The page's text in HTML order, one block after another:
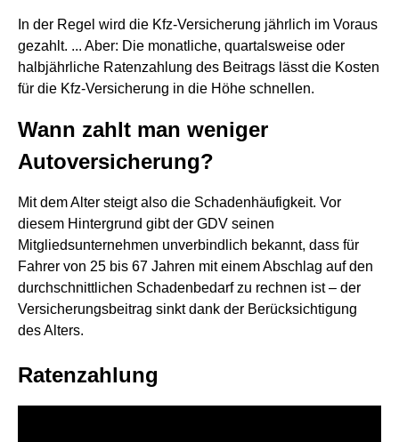
In der Regel wird die Kfz-Versicherung jährlich im Voraus
gezahlt. ... Aber: Die monatliche, quartalsweise oder
halbjährliche Ratenzahlung des Beitrags lässt die Kosten
für die Kfz-Versicherung in die Höhe schnellen.
Wann zahlt man weniger
Autoversicherung?
Mit dem Alter steigt also die Schadenhäufigkeit. Vor
diesem Hintergrund gibt der GDV seinen
Mitgliedsunternehmen unverbindlich bekannt, dass für
Fahrer von 25 bis 67 Jahren mit einem Abschlag auf den
durchschnittlichen Schadenbedarf zu rechnen ist – der
Versicherungsbeitrag sinkt dank der Berücksichtigung
des Alters.
Ratenzahlung